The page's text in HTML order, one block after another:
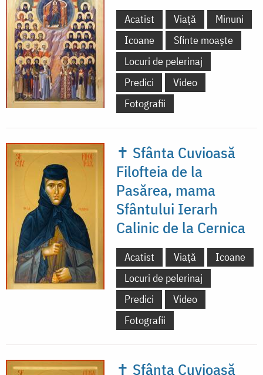
Acatist Viață
Minuni
Icoane
Sfinte moaște
Locuri de pelerinaj
Predici
Video
Fotografii
✝ Sfânta Cuvioasă
Filofteia de la
Pasărea, mama
Sfântului Ierarh
Calinic de la Cernica
Acatist Viață
Icoane
Locuri de pelerinaj
Predici
Video
Fotografii
✝ Sfânta Cuvioasă